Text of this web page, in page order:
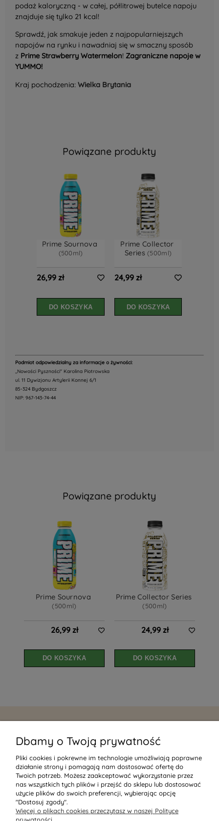
podaż kaloryczną - w całej, półlitrowej butelce napoju
znajduje się tylko 21 kcal!
Sprawdź, jak smakuje jeden z najpopularniejszych
napojów na rynku i nawadniaj się w smaczny sposób
z Prime Strawberry Watermelon! Zagraniczne napoje w
YUMMO!
Kraj pochodzenia:Wielka Brytania
Powiązane produkty
Prime Sournova
(500ml)
26,99 zł
DO KOSZYKA
Prime Collector
Series (500ml)
24,99 zł
DO KOSZYKA
Podmiot odpowiedzialny za informacje o żywności:
,,Nowości Pyszności" Karolina Piotrowska
ul. 11 Dywizjonu Artylerii Konnej 6/1
85-324 Bydgoszcz
NIP: 967-143-74-44
Powiązane produkty
Prime Sournova
(500ml)
26,99 zł
DO KOSZYKA
Prime Collector Series
(500ml)
24,99 zł
DO KOSZYKA
PŁATNOŚCI I DOSTAWA
POMOC
O NAS
Dbamy o Twoją prywatność
Pliki cookies i pokrewne im technologie umożliwiają poprawne
działanie strony i pomagają nam dostosować ofertę do
Twoich potrzeb. Możesz zaakceptować wykorzystanie przez
nas wszystkich tych plików i przejść do sklepu lub dostosować
użycie plików do swoich preferencji, wybierając opcję
"Dostosuj zgody".
Więcej o plikach cookies przeczytasz w naszej Polityce